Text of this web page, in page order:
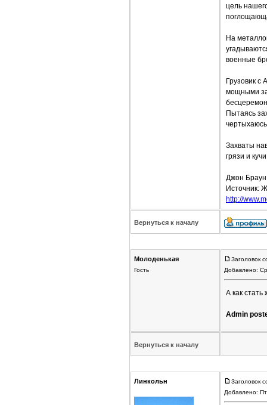
цель
На
военные
Грузовик с
мощными
Пытаясь
Захваты
грязи и
Джон Браун
Источник:
http://
Вернуться к началу
Молоденькая
Гость
Заголовок
Добавлено:
А как
Admin
Вернуться к началу
Линкольн
Заголовок
Добавлено: